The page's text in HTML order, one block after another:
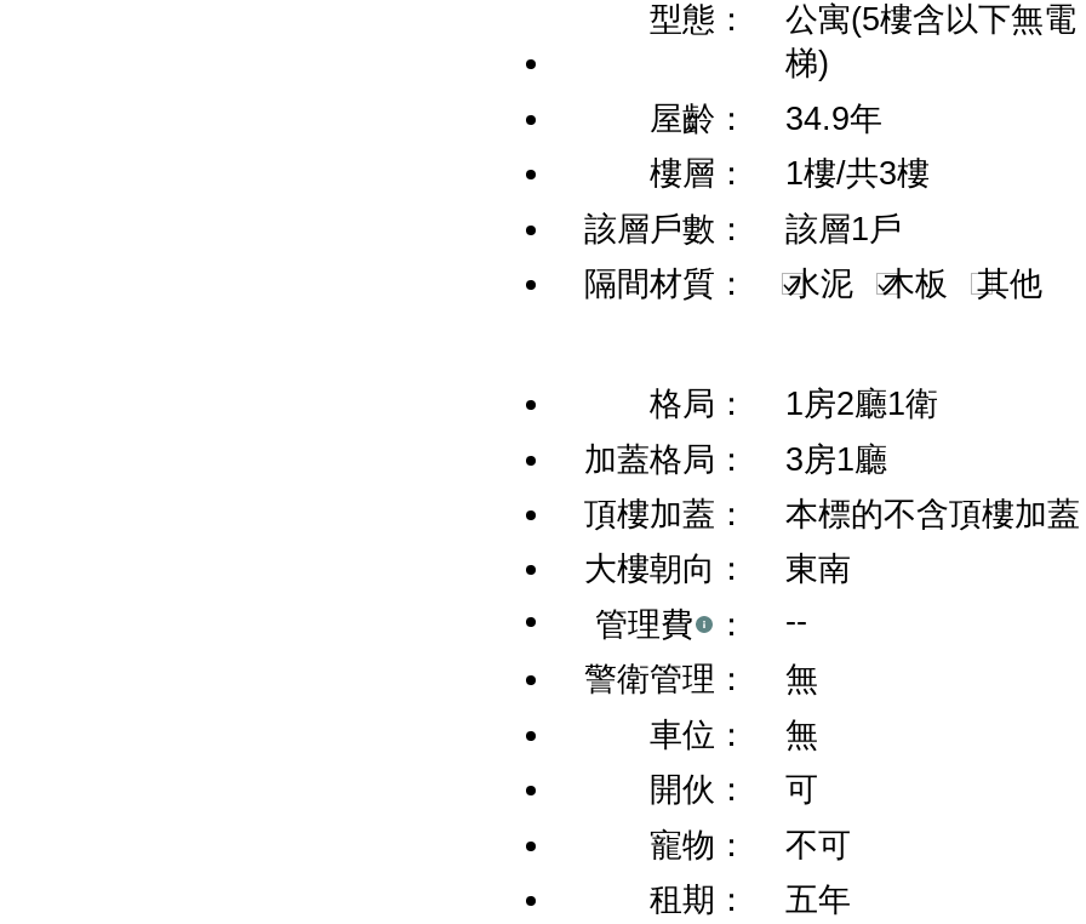
型態：
公寓(5樓含以下無電
梯)
屋齡：
34.9年
樓層：
1樓/共3樓
該層戶數：
該層1戶
隔間材質：
水泥 木板 其他
格局：
1房2廳1衛
加蓋格局：
3房1廳
頂樓加蓋：
本標的不含頂樓加蓋
大樓朝向：
東南
管理費
：
--
警衛管理：
無
車位：
無
開伙：
可
寵物：
不可
租期：
五年